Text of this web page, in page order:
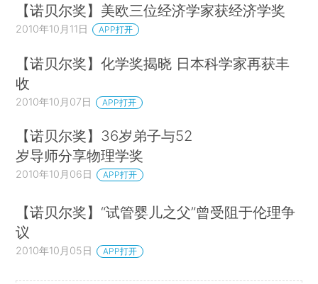
【诺贝尔奖】美欧三位经济学家获经济学奖
2010年10月11日 APP打开
【诺贝尔奖】化学奖揭晓 日本科学家再获丰
收
2010年10月07日 APP打开
【诺贝尔奖】36岁弟子与52
岁导师分享物理学奖
2010年10月06日 APP打开
【诺贝尔奖】“试管婴儿之父”曾受阻于伦理争
议
2010年10月05日 APP打开